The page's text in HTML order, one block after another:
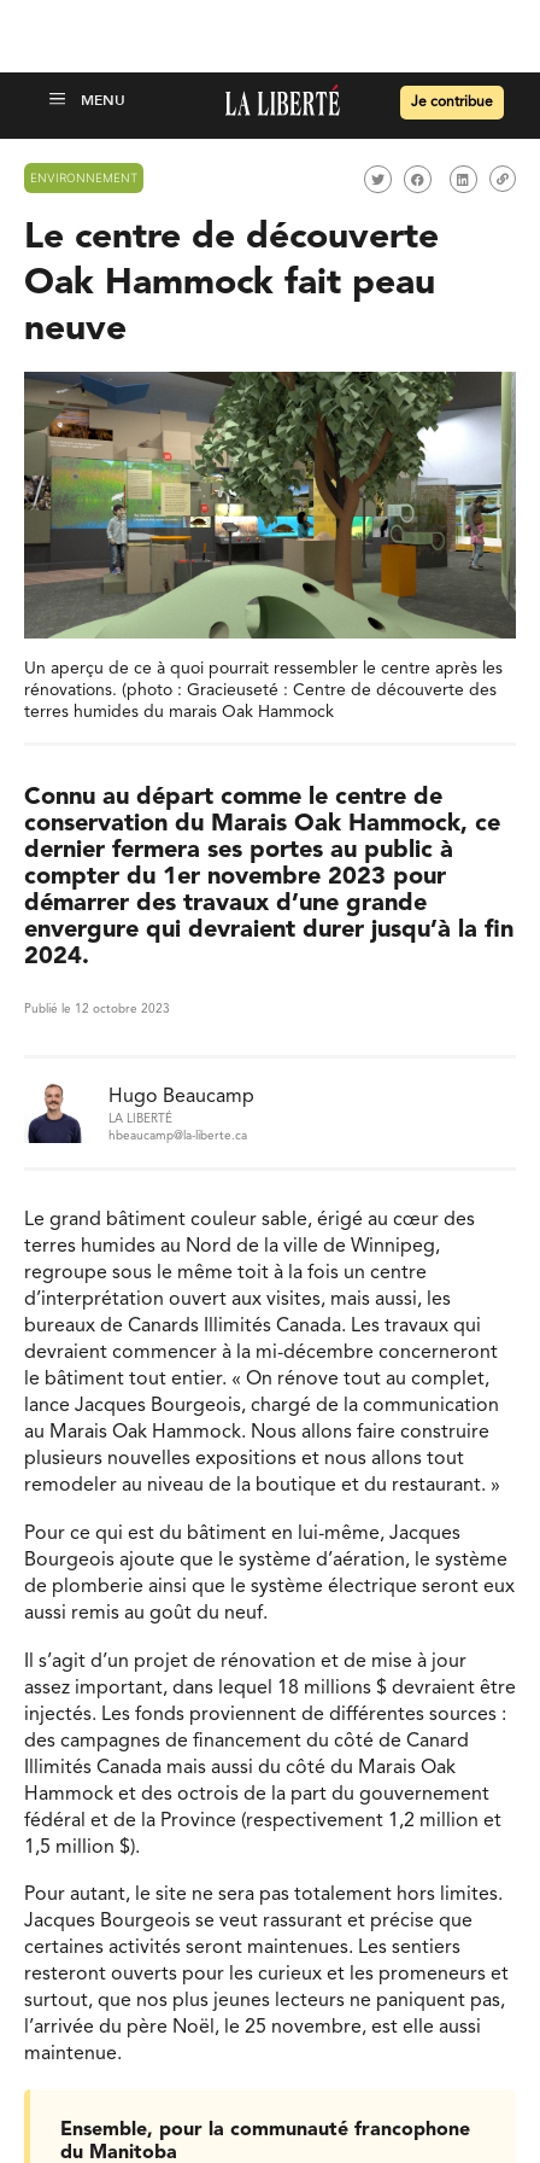
Je contribue
ENVIRONNEMENT
Le centre de découverte
Oak Hammock fait peau
neuve
Un aperçu de ce à quoi pourrait ressembler le centre après les
rénovations. (photo : Gracieuseté : Centre de découverte des
terres humides du marais Oak Hammock
Connu au départ comme le centre de
conservation du Marais Oak Hammock, ce
dernier fermera ses portes au public à
compter du 1er novembre 2023 pour
démarrer des travaux d’une grande
envergure qui devraient durer jusqu’à la fin
2024.
Publié le 12 octobre 2023
Hugo Beaucamp
LA LIBERTÉ
hbeaucamp@la-liberte.ca
Le grand bâtiment couleur sable, érigé au cœur des
terres humides au Nord de la ville de Winnipeg,
regroupe sous le même toit à la fois un centre
d’interprétation ouvert aux visites, mais aussi, les
bureaux de Canards Illimités Canada. Les travaux qui
devraient commencer à la mi-décembre concerneront
le bâtiment tout entier. « On rénove tout au complet,
lance Jacques Bourgeois, chargé de la communication
au Marais Oak Hammock. Nous allons faire construire
plusieurs nouvelles expositions et nous allons tout
remodeler au niveau de la boutique et du restaurant. »
Pour ce qui est du bâtiment en lui-même, Jacques
Bourgeois ajoute que le système d’aération, le système
de plomberie ainsi que le système électrique seront eux
aussi remis au goût du neuf.
Il s’agit d’un projet de rénovation et de mise à jour
assez important, dans lequel 18 millions $ devraient être
injectés. Les fonds proviennent de différentes sources :
des campagnes de financement du côté de Canard
Illimités Canada mais aussi du côté du Marais Oak
Hammock et des octrois de la part du gouvernement
fédéral et de la Province (respectivement 1,2 million et
1,5 million $).
Pour autant, le site ne sera pas totalement hors limites.
Jacques Bourgeois se veut rassurant et précise que
certaines activités seront maintenues. Les sentiers
resteront ouverts pour les curieux et les promeneurs et
surtout, que nos plus jeunes lecteurs ne paniquent pas,
l’arrivée du père Noël, le 25 novembre, est elle aussi
maintenue.
Ensemble, pour la communauté francophone
du Manitoba